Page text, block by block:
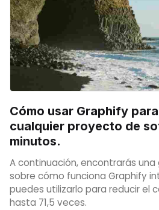
Cómo usar Graphify
cualquier proyecto de
minutos.
A continuación, encontrarás
sobre cómo funciona Graphify
puedes utilizarlo para reducir el
hasta 71,5 veces.